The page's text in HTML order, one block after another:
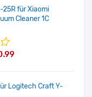
25R für Xiaomi
Cleaner 1C
Logitech Craft Y-